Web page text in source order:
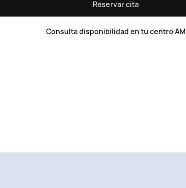
Reservar cita
Consulta disponibilidad en tu centro AM